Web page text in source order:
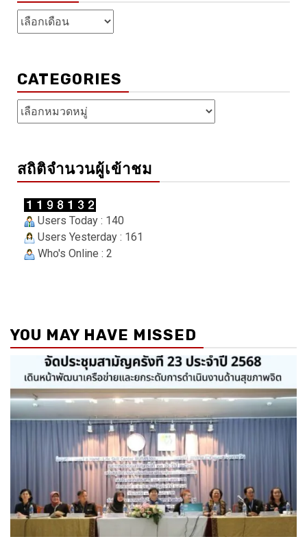
คลัง
เก็บ
CATEGORIES
Categories
สถิติจำนวนผู้เข้าชม
Users Today : 140
Users Yesterday : 161
Who's Online : 2
YOU MAY HAVE MISSED